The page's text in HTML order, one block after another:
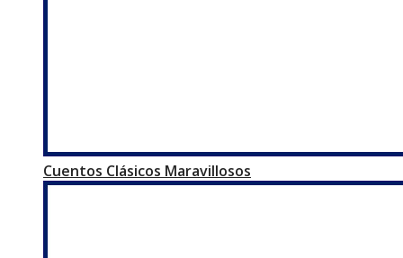
Cuentos Clásicos Maravillosos